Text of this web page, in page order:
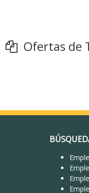
Ofertas de